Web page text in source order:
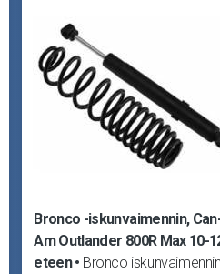
Bronco -iskunvaimennin,
Am Outlander 800R Max 10-
eteen
Bronco iskunvaimennin